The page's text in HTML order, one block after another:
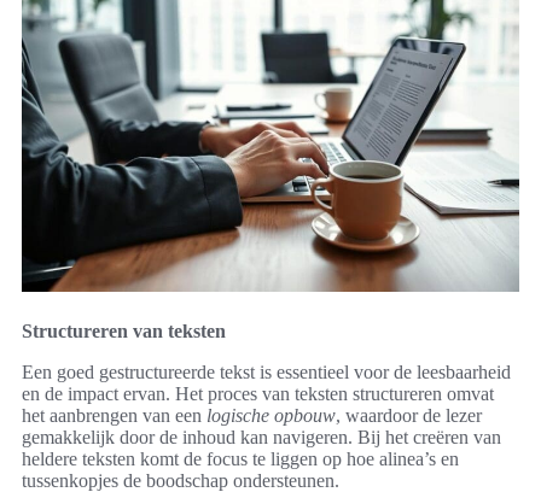
Structureren van teksten
Een goed gestructureerde tekst is essentieel voor de leesbaarheid
en de impact ervan. Het proces van teksten structureren omvat
het aanbrengen van een logische opbouw, waardoor de lezer
gemakkelijk door de inhoud kan navigeren. Bij het creëren van
heldere teksten komt de focus te liggen op hoe alinea’s en
tussenkopjes de boodschap ondersteunen.